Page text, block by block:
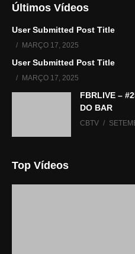
Últimos Vídeos
User Submitted Post Title
MARÇO 17, 2025
User Submitted Post Title
MARÇO 17, 2025
FBRLIVE –
DO BAR
CBTV
Top Vídeos